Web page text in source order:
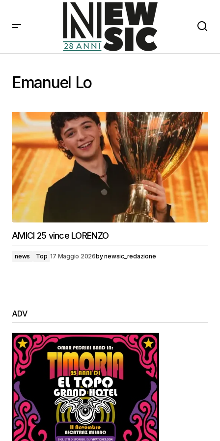
Emanuel Lo
AMICI 25 vince LORENZO
news Top 17 Maggio 2026bynewsic_redazione
ADV